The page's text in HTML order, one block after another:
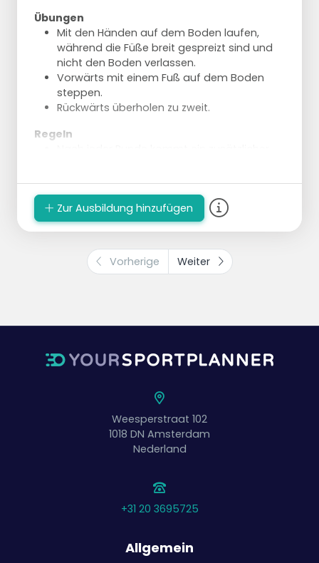
Übungen
Mit den Händen auf dem Boden laufen,
während die Füße breit gespreizt sind und
nicht den Boden verlassen.
Vorwärts mit einem Fuß auf dem Boden
steppen.
Rückwärts überholen zu zweit.
Regeln
Bei einem vollständigen Team, das eine
Runde skatet, wird erneut abgebrochen.
Es scheidet immer ein Spieler aus, der bei
Spieler seine Runde geskatet hat.
Zur Ausbildung hinzufügen
Vorherige Weiter
Weesperstraat 102
1018 DN Amsterdam
Nederland
+31 20 3695725
Allgemein